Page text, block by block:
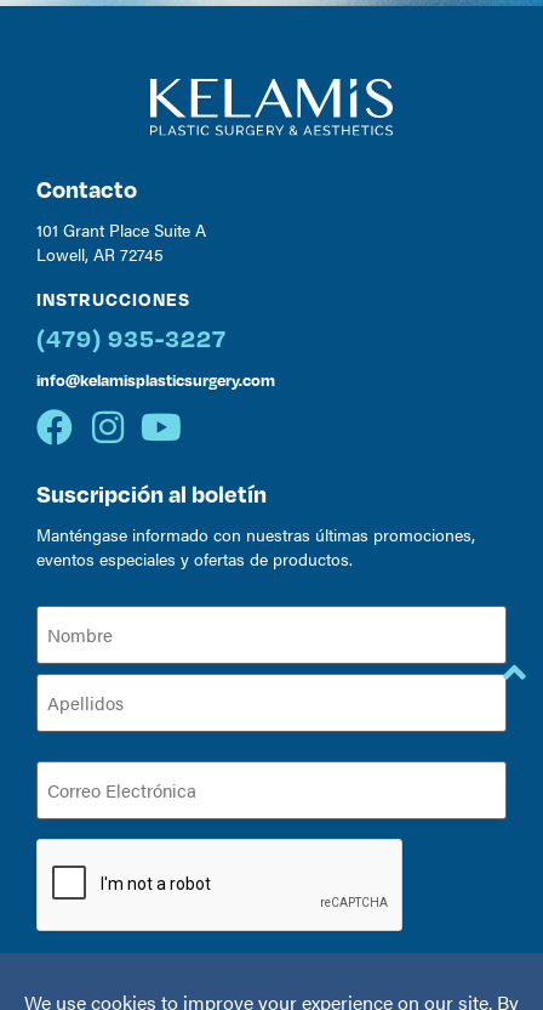
Contacto
101 Grant Place Suite A
Lowell, AR 72745
INSTRUCCIONES
(479) 935-3227
info@kelamisplasticsurgery.com
Suscripción al boletín
Manténgase informado con nuestras últimas promociones,
eventos especiales y ofertas de productos.
Nombre
(Required)
Correo
Electrónica
CAPTCHA